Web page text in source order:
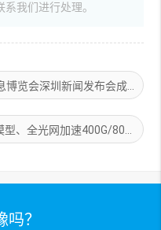
我们进行处理。
会深圳新闻发布会成功举行
？